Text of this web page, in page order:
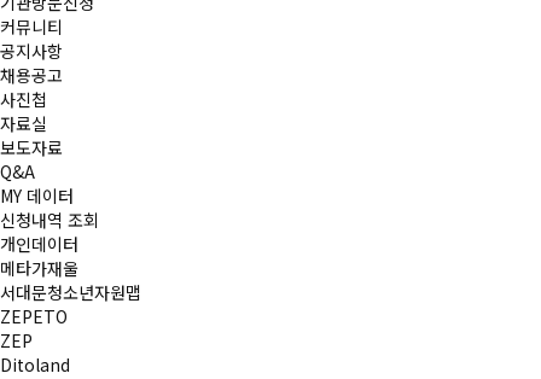
커뮤니티
공지사항
채용공고
사진첩
자료실
보도자료
Q&A
MY 데이터
신청내역 조회
개인데이터
메타가재울
서대문청소년자원맵
ZEPETO
ZEP
Ditoland